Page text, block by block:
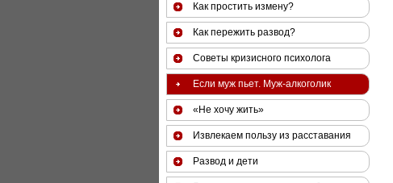
Как простить измену?
Как пережить развод?
Советы кризисного психолога
Если муж пьет. Муж-алкоголик
«Не хочу жить»
Извлекаем пользу из расставания
Развод и дети